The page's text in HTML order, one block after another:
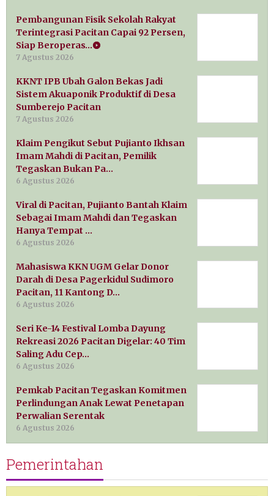
Pembangunan Fisik Sekolah Rakyat
Terintegrasi Pacitan Capai 92 Persen,
Siap Beroperas…
7 Agustus 2026
KKNT IPB Ubah Galon Bekas Jadi
Sistem Akuaponik Produktif di Desa
Sumberejo Pacitan
7 Agustus 2026
Klaim Pengikut Sebut Pujianto Ikhsan
Imam Mahdi di Pacitan, Pemilik
Tegaskan Bukan Pa…
6 Agustus 2026
Viral di Pacitan, Pujianto Bantah Klaim
Sebagai Imam Mahdi dan Tegaskan
Hanya Tempat …
6 Agustus 2026
Mahasiswa KKN UGM Gelar Donor
Darah di Desa Pagerkidul Sudimoro
Pacitan, 11 Kantong D…
6 Agustus 2026
Seri Ke-14 Festival Lomba Dayung
Rekreasi 2026 Pacitan Digelar: 40 Tim
Saling Adu Cep…
6 Agustus 2026
Pemkab Pacitan Tegaskan Komitmen
Perlindungan Anak Lewat Penetapan
Perwalian Serentak
6 Agustus 2026
Pemerintahan